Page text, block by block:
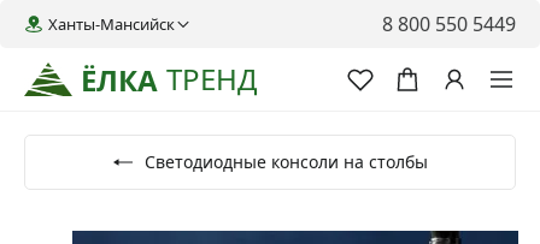
ЁЛКА ТРЕНД
Ханты-Мансийск 8 800 550 5449
Светодиодные консоли на столбы